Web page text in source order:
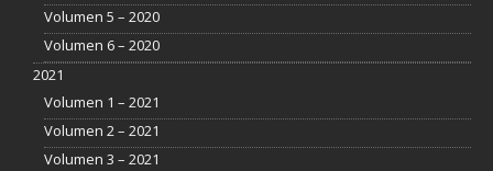
Volumen 5 – 2020
Volumen 6 – 2020
2021
Volumen 1 – 2021
Volumen 2 – 2021
Volumen 3 – 2021